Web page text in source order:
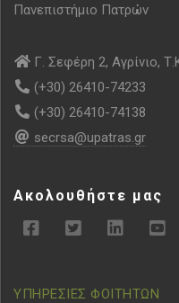
Πανεπιστήμιο Πατρών
Γ. Σεφέρη 2, Αγρίνιο,
(+30) 26410-74233
(+30) 26410-74138
secrsa@upatras.gr
Ακολουθήστε μας
ΥΠΗΡΕΣΙΕΣ ΦΟΙΤΗΤΩΝ